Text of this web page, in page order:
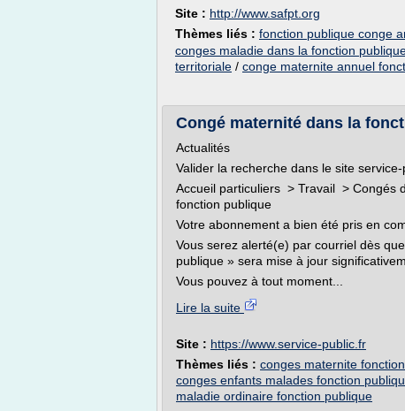
Site : http://www.safpt.org
Thèmes liés : fonction publique conge
conges maladie dans la fonction
territoriale / conge maternite annuel
Congé maternité dans la
Actualités
Valider la recherche dans le site
Accueil particuliers > Travail > Congés
fonction publique
Votre abonnement a bien été pris en
Vous serez alerté(e) par courriel dès
publique » sera mise à jour
Vous pouvez à tout moment...
Lire la suite
Site : https://www.service-public.fr
Thèmes liés : conges maternite
conges enfants malades fonction
maladie ordinaire fonction publique